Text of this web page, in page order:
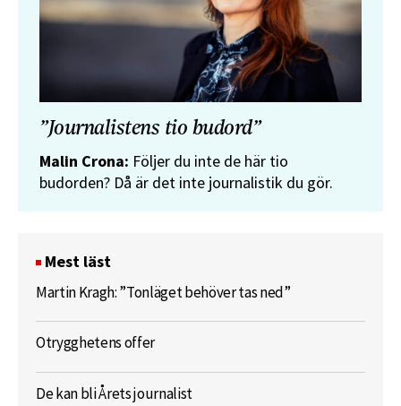
”Journalistens tio budord”
Malin Crona: Följer du inte de här tio
budorden? Då är det inte journalistik du gör.
Mest läst
Martin Kragh: ”Tonläget behöver tas ned”
Otrygghetens offer
De kan bli Årets journalist